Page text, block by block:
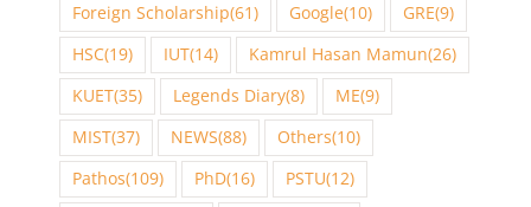
Foreign Scholarship(61) Google(10) GRE(9)
HSC(19) IUT(14) Kamrul Hasan Mamun(26)
KUET(35) Legends Diary(8) ME(9)
MIST(37) NEWS(88) Others(10)
Pathos(109) PhD(16) PSTU(12)